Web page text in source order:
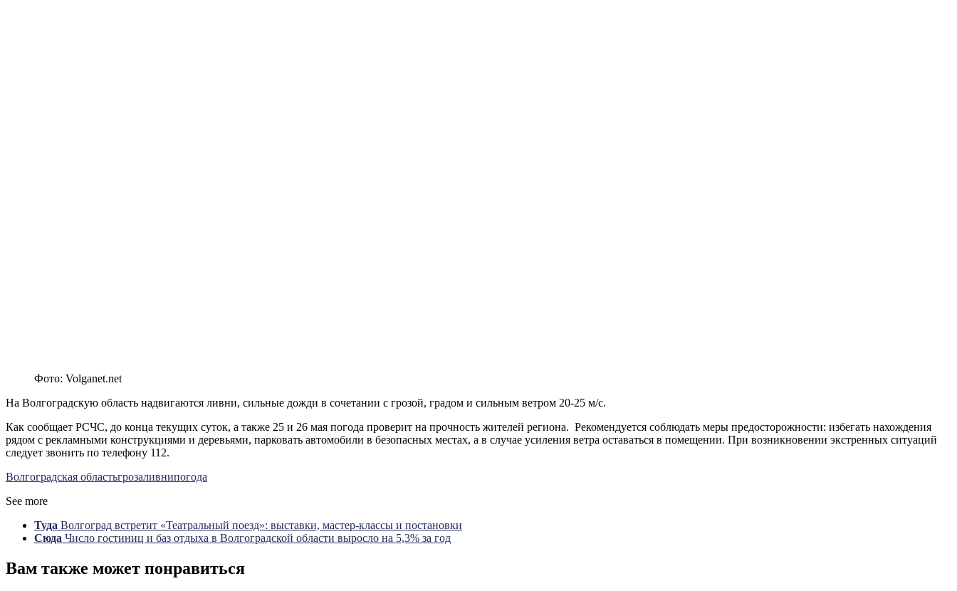
Фото: Volganet.net
На Волгоградскую область надвигаются ливни, сильные дожди в сочетании с грозой, градом и сильным ветром 20-25 м/с.
Как сообщает РСЧС, до конца текущих суток, а также 25 и 26 мая погода проверит на прочность жителей региона. Рекомендуется соблюдать меры предосторожности: избегать нахождения
рядом с рекламными конструкциями и деревьями, парковать автомобили в безопасных местах, а в случае усиления ветра оставаться в помещении. При возникновении экстренных ситуаций
следует звонить по телефону 112.
Волгоградская областьгрозаливнипогода
See more
Туда Волгоград встретит «Театральный поезд»: выставки, мастер-классы и постановки
Сюда Число гостиниц и баз отдыха в Волгоградской области выросло на 5,3% за год
Вам также может понравиться